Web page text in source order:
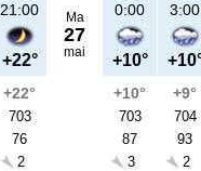
21:00
+22°
+22°
703
76
2
Ma
27
mai
0:00
+10°
+10°
703
87
3
3:00
+9°
704
93
2